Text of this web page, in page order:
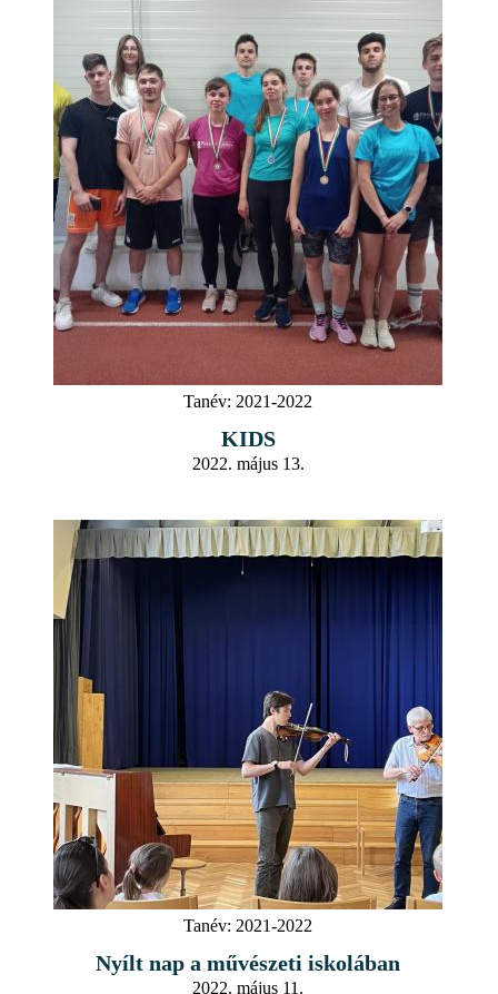
Tanév: 2021-2022
KIDS
2022. május 13.
Tanév: 2021-2022
Nyílt nap a művészeti iskolában
2022. május 11.